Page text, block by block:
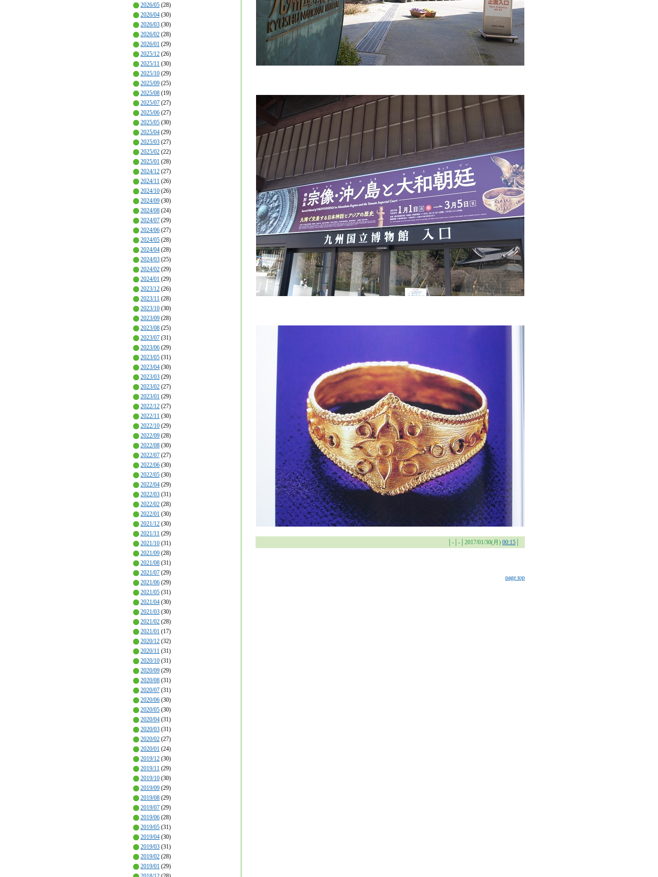
2026/05 (28)
2026/04 (30)
2026/03 (30)
2026/02 (28)
2026/01 (29)
2025/12 (26)
2025/11 (30)
2025/10 (29)
2025/09 (25)
2025/08 (19)
2025/07 (27)
2025/06 (27)
2025/05 (30)
2025/04 (29)
2025/03 (27)
2025/02 (22)
2025/01 (28)
2024/12 (27)
2024/11 (26)
2024/10 (26)
2024/09 (30)
2024/08 (24)
2024/07 (29)
2024/06 (27)
2024/05 (28)
2024/04 (28)
2024/03 (25)
2024/02 (29)
2024/01 (29)
2023/12 (26)
2023/11 (28)
2023/10 (30)
2023/09 (28)
2023/08 (25)
2023/07 (31)
2023/06 (29)
2023/05 (31)
2023/04 (30)
2023/03 (29)
2023/02 (27)
2023/01 (29)
2022/12 (27)
2022/11 (30)
2022/10 (29)
2022/09 (28)
2022/08 (30)
2022/07 (27)
2022/06 (30)
2022/05 (30)
2022/04 (29)
2022/03 (31)
2022/02 (28)
2022/01 (30)
2021/12 (30)
2021/11 (29)
2021/10 (31)
2021/09 (28)
2021/08 (31)
2021/07 (29)
2021/06 (29)
2021/05 (31)
2021/04 (30)
2021/03 (30)
2021/02 (28)
2021/01 (17)
2020/12 (32)
2020/11 (31)
2020/10 (31)
2020/09 (29)
2020/08 (31)
2020/07 (31)
2020/06 (30)
2020/05 (30)
2020/04 (31)
2020/03 (31)
2020/02 (27)
2020/01 (24)
2019/12 (30)
2019/11 (29)
2019/10 (30)
2019/09 (29)
2019/08 (29)
2019/07 (29)
2019/06 (28)
2019/05 (31)
2019/04 (30)
2019/03 (31)
2019/02 (28)
2019/01 (29)
│-│-│2017/01/30(月) 00:15
page top